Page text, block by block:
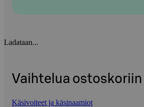
Ladataan...
Vaihtelua ostoskoriin
Käsivoiteet ja käsinaamiot